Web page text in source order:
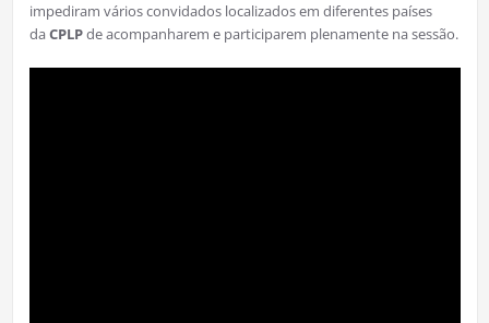
impediram vários convidados localizados em diferentes países
daCPLPde acompanharem e participarem plenamente na sessão.